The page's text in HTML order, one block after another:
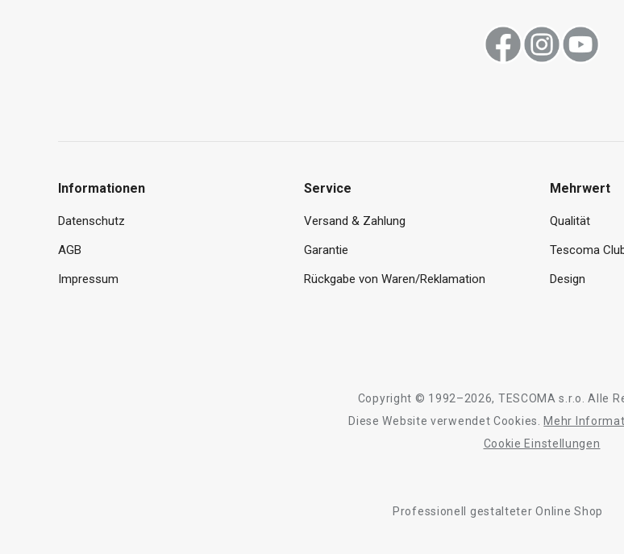
Informationen
Datenschutz
AGB
Impressum
Service
Versand & Zahlung
Garantie
Rückgabe von Waren/Reklamation
Mehrwert
Qualität
Tescoma
Design
Copyright © 1992–2026, TESCOMA s.r.o. Alle
Diese Website verwendet Cookies.
Mehr
Cookie Einstellungen
Professionell gestalteter Online Shop